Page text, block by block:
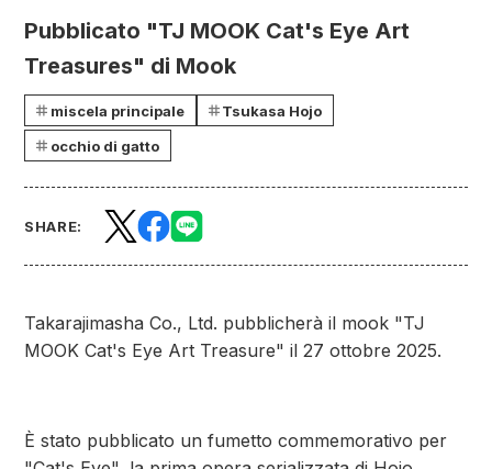
Pubblicato "TJ MOOK Cat's Eye Art
Treasures" di Mook
miscela principale
Tsukasa Hojo
occhio di gatto
SHARE:
Takarajimasha Co., Ltd. pubblicherà il mook "TJ
MOOK Cat's Eye Art Treasure" il 27 ottobre 2025.
È stato pubblicato un fumetto commemorativo per